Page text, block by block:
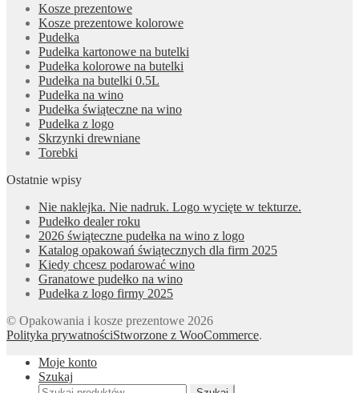
Kosze prezentowe
Kosze prezentowe kolorowe
Pudełka
Pudełka kartonowe na butelki
Pudełka kolorowe na butelki
Pudełka na butelki 0.5L
Pudełka na wino
Pudełka świąteczne na wino
Pudełka z logo
Skrzynki drewniane
Torebki
Ostatnie wpisy
Nie naklejka. Nie nadruk. Logo wycięte w tekturze.
Pudełko dealer roku
2026 świąteczne pudełka na wino z logo
Katalog opakowań świątecznych dla firm 2025
Kiedy chcesz podarować wino
Granatowe pudełko na wino
Pudełka z logo firmy 2025
© Opakowania i kosze prezentowe 2026
Polityka prywatnościStworzone z WooCommerce.
Moje konto
Szukaj
Szukaj: